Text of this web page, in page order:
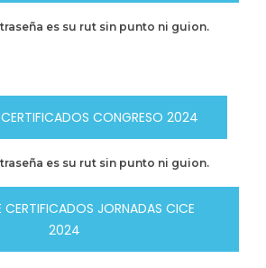
es su rut sin punto ni guion.
CONGRESO 2024
es su rut sin punto ni guion.
CERTIFICADOS JORNADAS CICE
2024